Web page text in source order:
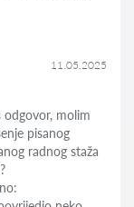
11.05.2025
odgovor, molim
pisanog
radnog staža